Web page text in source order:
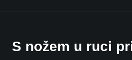
S nožem u ruci